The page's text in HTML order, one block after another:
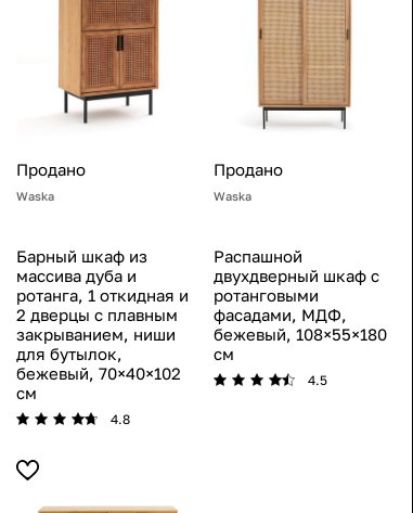
Продано
Waska
Барный шкаф из
массива дуба и
ротанга, 1 откидная и
2 дверцы с плавным
закрыванием, ниши
для бутылок,
бежевый, 70×40×102
см
4.8
Продано
Waska
Распашной
двухдверный шкаф с
ротанговыми
фасадами, МДФ,
бежевый, 108×55×180
см
4.5